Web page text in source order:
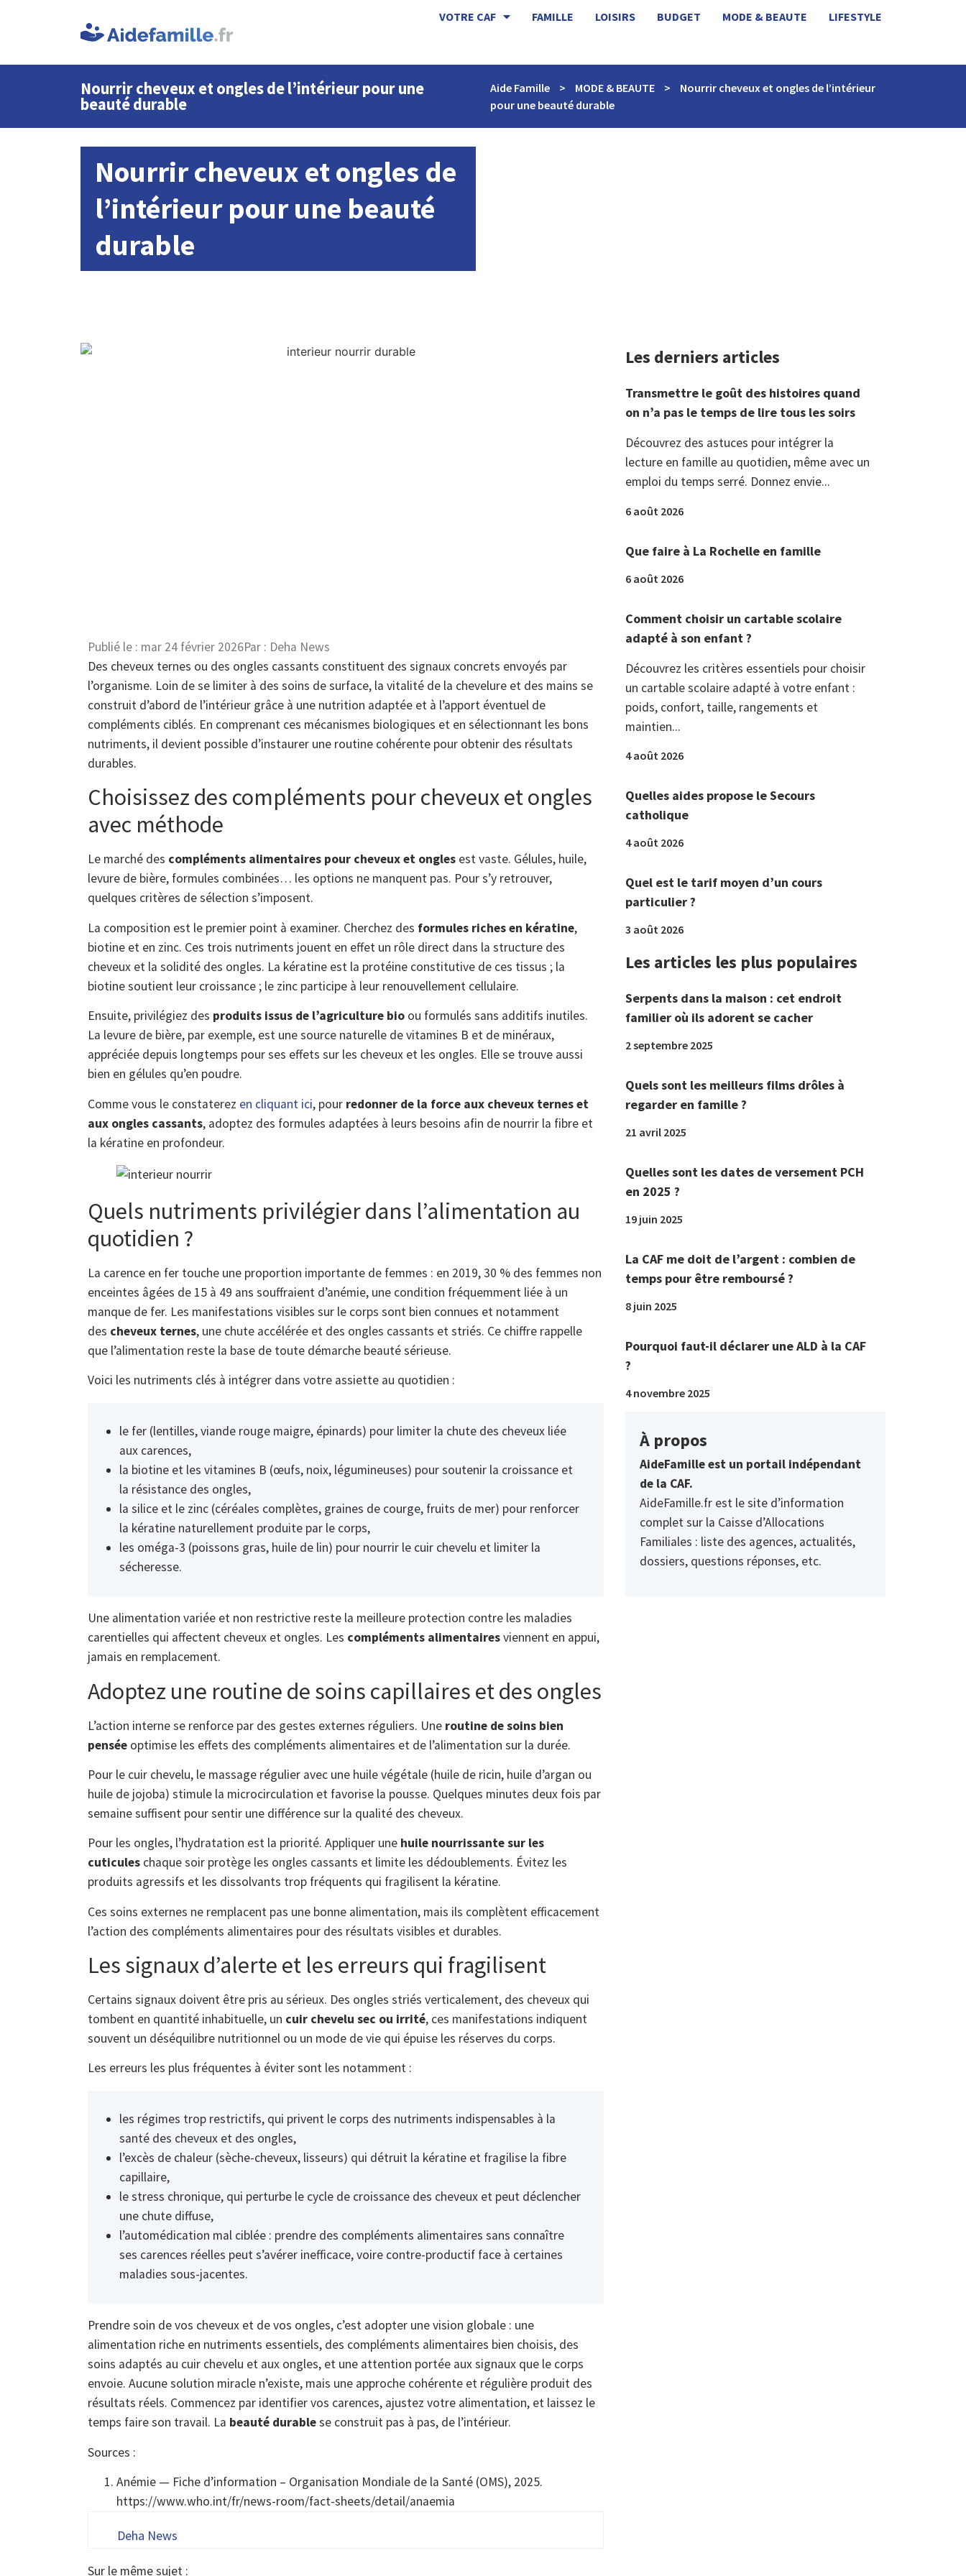
VOTRE CAF FAMILLE LOISIRS BUDGET MODE & BEAUTE LIFESTYLE
Nourrir cheveux et ongles de l’intérieur pour une
beauté durable
Aide Famille > MODE & BEAUTE >
Nourrir cheveux et ongles de l’intérieur
pour une beauté durable
Nourrir cheveux et ongles de
l’intérieur pour une beauté
durable
Publié le : mar 24 février 2026Par : Deha News
Des cheveux ternes ou des ongles cassants constituent des signaux concrets envoyés par
l’organisme. Loin de se limiter à des soins de surface, la vitalité de la chevelure et des mains se
construit d’abord de l’intérieur grâce à une nutrition adaptée et à l’apport éventuel de
compléments ciblés. En comprenant ces mécanismes biologiques et en sélectionnant les bons
nutriments, il devient possible d’instaurer une routine cohérente pour obtenir des résultats
durables.
Choisissez des compléments pour cheveux et ongles
avec méthode
Le marché des compléments alimentaires pour cheveux et ongles est vaste. Gélules, huile,
levure de bière, formules combinées… les options ne manquent pas. Pour s’y retrouver,
quelques critères de sélection s’imposent.
La composition est le premier point à examiner. Cherchez des formules riches en kératine,
biotine et en zinc. Ces trois nutriments jouent en effet un rôle direct dans la structure des
cheveux et la solidité des ongles. La kératine est la protéine constitutive de ces tissus ; la
biotine soutient leur croissance ; le zinc participe à leur renouvellement cellulaire.
Ensuite, privilégiez des produits issus de l’agriculture bio ou formulés sans additifs inutiles.
La levure de bière, par exemple, est une source naturelle de vitamines B et de minéraux,
appréciée depuis longtemps pour ses effets sur les cheveux et les ongles. Elle se trouve aussi
bien en gélules qu’en poudre.
Comme vous le constaterez en cliquant ici, pour redonner de la force aux cheveux ternes et
aux ongles cassants, adoptez des formules adaptées à leurs besoins afin de nourrir la fibre et
la kératine en profondeur.
Quels nutriments privilégier dans l’alimentation au
quotidien ?
La carence en fer touche une proportion importante de femmes : en 2019, 30 % des femmes non
enceintes âgées de 15 à 49 ans souffraient d’anémie, une condition fréquemment liée à un
manque de fer. Les manifestations visibles sur le corps sont bien connues et notamment
des cheveux ternes, une chute accélérée et des ongles cassants et striés. Ce chiffre rappelle
que l’alimentation reste la base de toute démarche beauté sérieuse.
Voici les nutriments clés à intégrer dans votre assiette au quotidien :
le fer (lentilles, viande rouge maigre, épinards) pour limiter la chute des cheveux liée
aux carences,
la biotine et les vitamines B (œufs, noix, légumineuses) pour soutenir la croissance et
la résistance des ongles,
la silice et le zinc (céréales complètes, graines de courge, fruits de mer) pour renforcer
la kératine naturellement produite par le corps,
les oméga-3 (poissons gras, huile de lin) pour nourrir le cuir chevelu et limiter la
sécheresse.
Une alimentation variée et non restrictive reste la meilleure protection contre les maladies
carentielles qui affectent cheveux et ongles. Les compléments alimentairesviennent en appui,
jamais en remplacement.
Adoptez une routine de soins capillaires et des ongles
L’action interne se renforce par des gestes externes réguliers. Une routine de soins bien
pensée optimise les effets des compléments alimentaires et de l’alimentation sur la durée.
Pour le cuir chevelu, le massage régulier avec une huile végétale (huile de ricin, huile d’argan ou
huile de jojoba) stimule la microcirculation et favorise la pousse. Quelques minutes deux fois par
semaine suffisent pour sentir une différence sur la qualité des cheveux.
Pour les ongles, l’hydratation est la priorité. Appliquer une huile nourrissante sur les
cuticules chaque soir protège les ongles cassants et limite les dédoublements. Évitez les
produits agressifs et les dissolvants trop fréquents qui fragilisent la kératine.
Ces soins externes ne remplacent pas une bonne alimentation, mais ils complètent efficacement
l’action des compléments alimentaires pour des résultats visibles et durables.
Les signaux d’alerte et les erreurs qui fragilisent
Certains signaux doivent être pris au sérieux. Des ongles striés verticalement, des cheveux qui
tombent en quantité inhabituelle, un cuir chevelu sec ou irrité, ces manifestations indiquent
souvent un déséquilibre nutritionnel ou un mode de vie qui épuise les réserves du corps.
Les erreurs les plus fréquentes à éviter sont les notamment :
les régimes trop restrictifs, qui privent le corps des nutriments indispensables à la
santé des cheveux et des ongles,
l’excès de chaleur (sèche-cheveux, lisseurs) qui détruit la kératine et fragilise la fibre
capillaire,
le stress chronique, qui perturbe le cycle de croissance des cheveux et peut déclencher
une chute diffuse,
l’automédication mal ciblée : prendre des compléments alimentaires sans connaître
ses carences réelles peut s’avérer inefficace, voire contre-productif face à certaines
maladies sous-jacentes.
Prendre soin de vos cheveux et de vos ongles, c’est adopter une vision globale : une
alimentation riche en nutriments essentiels, des compléments alimentaires bien choisis, des
soins adaptés au cuir chevelu et aux ongles, et une attention portée aux signaux que le corps
envoie. Aucune solution miracle n’existe, mais une approche cohérente et régulière produit des
résultats réels. Commencez par identifier vos carences, ajustez votre alimentation, et laissez le
temps faire son travail. La beauté durablese construit pas à pas, de l’intérieur.
Sources :
Anémie — Fiche d’information – Organisation Mondiale de la Santé (OMS), 2025.
https://www.who.int/fr/news-room/fact-sheets/detail/anaemia
Deha News
Sur le même sujet :
Les derniers articles
Transmettre le goût des histoires quand
on n’a pas le temps de lire tous les soirs
Découvrez des astuces pour intégrer la
lecture en famille au quotidien, même avec un
emploi du temps serré. Donnez envie...
6 août 2026
Que faire à La Rochelle en famille
6 août 2026
Comment choisir un cartable scolaire
adapté à son enfant ?
Découvrez les critères essentiels pour choisir
un cartable scolaire adapté à votre enfant :
poids, confort, taille, rangements et
maintien...
4 août 2026
Quelles aides propose le Secours
catholique
4 août 2026
Quel est le tarif moyen d’un cours
particulier ?
3 août 2026
Les articles les plus populaires
Serpents dans la maison : cet endroit
familier où ils adorent se cacher
2 septembre 2025
Quels sont les meilleurs films drôles à
regarder en famille ?
21 avril 2025
Quelles sont les dates de versement PCH
en 2025 ?
19 juin 2025
La CAF me doit de l’argent : combien de
temps pour être remboursé ?
8 juin 2025
Pourquoi faut-il déclarer une ALD à la CAF
?
4 novembre 2025
À propos
AideFamille est un portail indépendant
de la CAF.
AideFamille.fr est le site d’information
complet sur la Caisse d’Allocations
Familiales : liste des agences, actualités,
dossiers, questions réponses, etc.